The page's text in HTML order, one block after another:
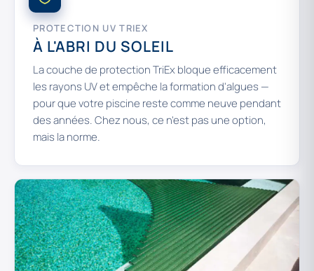
PROTECTION UV TRIEX
À L'ABRI DU SOLEIL
La couche de protection TriEx bloque efficacement
les rayons UV et empêche la formation d'algues —
pour que votre piscine reste comme neuve pendant
des années. Chez nous, ce n'est pas une option,
mais la norme.